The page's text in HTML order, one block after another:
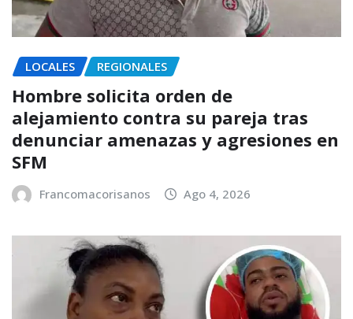
LOCALES REGIONALES
Hombre solicita orden de
alejamiento contra su pareja tras
denunciar amenazas y agresiones en
SFM
Francomacorisanos Ago 4, 2026